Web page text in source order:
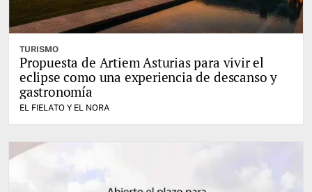
TURISMO
Propuesta de Artiem Asturias para vivir el
eclipse como una experiencia de descanso y
gastronomía
EL FIELATO Y EL NORA